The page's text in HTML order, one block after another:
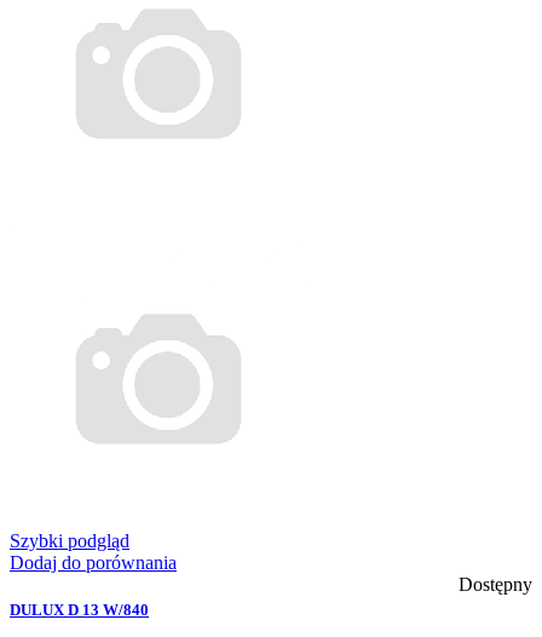
Szybki podgląd
Dodaj do porównania
Dostępny
DULUX D 13 W/840